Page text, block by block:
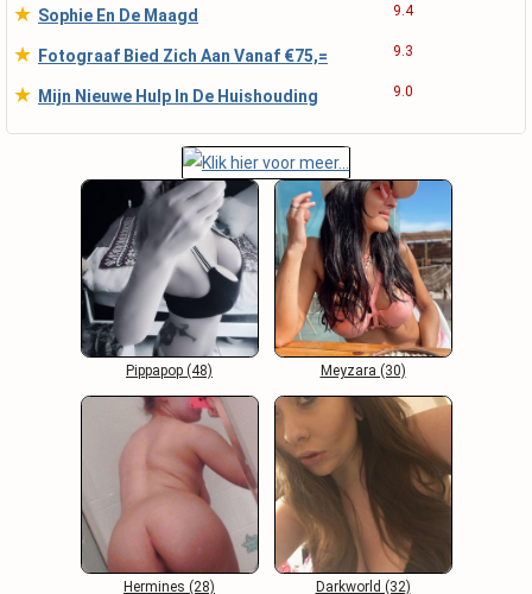
★ Sophie En De Maagd 9.4
★ Fotograaf Bied Zich Aan Vanaf €75,= 9.3
★ Mijn Nieuwe Hulp In De Huishouding 9.0
Pippapop (48) Meyzara (30)
Hermines (28) Darkworld (32)